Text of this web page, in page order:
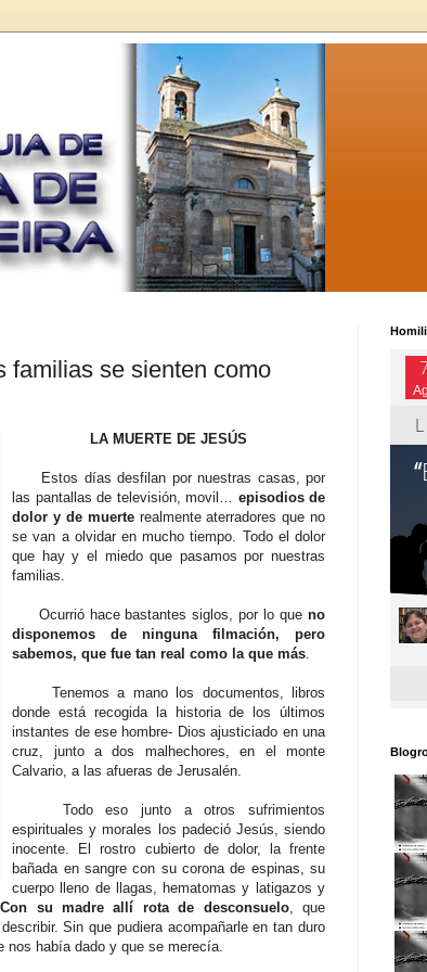
familias se sienten como
LA MUERTE DE JESÚS
Estos días desfilan por nuestras casas, por
las pantallas de televisión, movil… episodios de
dolor y de muerterealmente aterradores que no
se van a olvidar en mucho tiempo. Todo el dolor
que hay y el miedo que pasamos por nuestras
familias.
Ocurrió hace bastantes siglos, por lo que no
disponemos de ninguna filmación, pero
sabemos, que fue tan real como la que más
Tenemos a mano los documentos, libros
donde está recogida la historia de los últimos
instantes de ese hombre- Dios ajusticiado en una
cruz, junto a dos malhechores, en el monte
Calvario, a las afueras de Jerusalén.
Todo eso junto a otros sufrimientos
espirituales y morales los padeció Jesús, siendo
inocente. El rostro cubierto de dolor, la frente
bañada en sangre con su corona de espinas, su
cuerpo lleno de llagas, hematomas y latigazos y
Con su madre allí rota de desconsuelo, que
Sin que pudiera acompañarle en tan duro
nos había dado y que se merecía.